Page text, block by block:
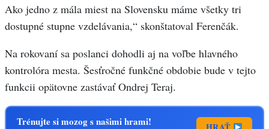
Ako jedno z mála miest na Slovensku máme všetky tri
dostupné stupne vzdelávania,“ skonštatoval Ferenčák.
Na rokovaní sa poslanci dohodli aj na voľbe hlavného
kontrolóra mesta. Šesťročné funkčné obdobie bude v tejto
funkcii opätovne zastávať Ondrej Teraj.
Trénujte si mozog s našimi hrami!